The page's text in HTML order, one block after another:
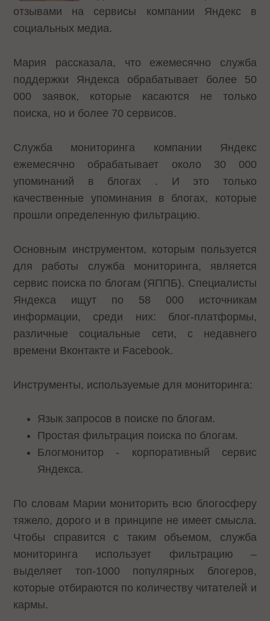
отзывами на сервисы компании Яндекс в
социальных медиа.
Мария рассказала, что ежемесячно служба
поддержки Яндекса обрабатывает более 50
000 заявок, которые касаются не только
поиска, но и более 70 сервисов.
Служба мониторинга компании Яндекс
ежемесячно обрабатывает около 30 000
упоминаний в блогах . И это только
качественные упоминания в блогах, которые
прошли определенную фильтрацию.
Основным инструментом, которым пользуется
для работы служба мониторинга, является
сервис поиска по блогам (ЯППБ). Специалисты
Яндекса ищут по 58 000 источникам
информации, среди них: блог-платформы,
различные социальные сети, с недавнего
времени Вконтакте и Facebook.
Инструменты, используемые для мониторинга:
Язык запросов в поиске по блогам.
Простая фильтрация поиска по блогам.
Блогмонитор - корпоративный сервис
Яндекса.
По словам Марии мониторить всю блогосферу
тяжело, дорого и в принципе не имеет смысла.
Чтобы справится с таким объемом, служба
мониторинга использует фильтрацию –
выделяет топ-1000 популярных блогеров,
которые отбираются по количеству читателей и
кармы.